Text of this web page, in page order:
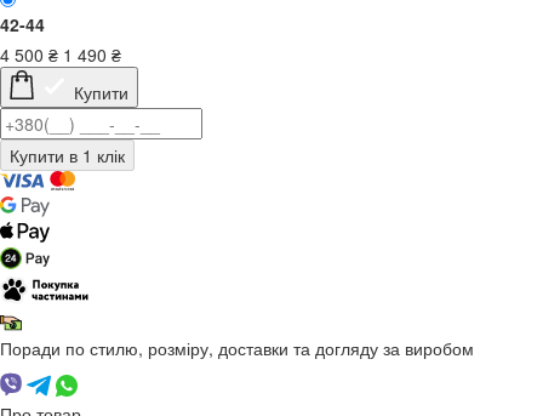
42-44
4 500 ₴ 1 490 ₴
Купити
Поради по стилю, розміру, доставки та догляду за виробом